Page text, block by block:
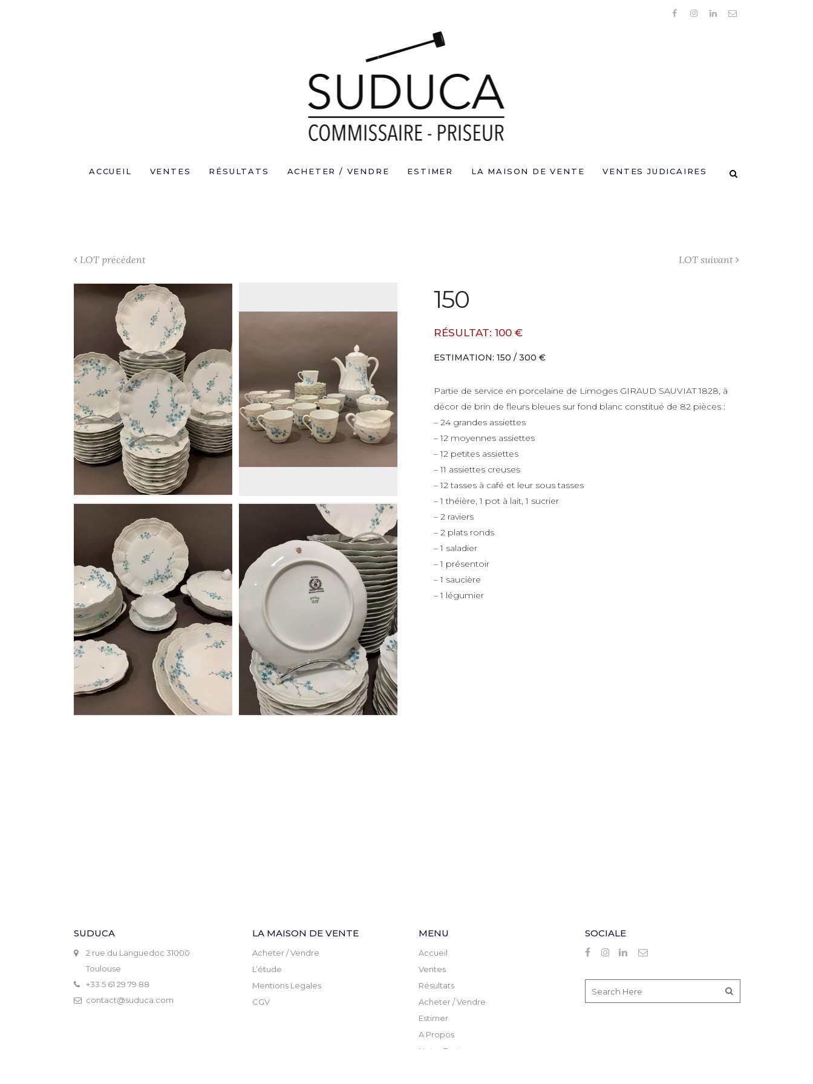
ACCUEIL VENTES RÉSULTATS ACHETER / VENDRE ESTIMER LA MAISON DE VENTE VENTES JUDICAIRES
LOT précédent LOT suivant
150
RÉSULTAT: 100 €
ESTIMATION: 150 / 300 €
Partie de service en porcelaine de Limoges GIRAUD SAUVIAT 1828, à
décor de brin de fleurs bleues sur fond blanc constitué de 82 pièces :
– 24 grandes assiettes
– 12 moyennes assiettes
– 12 petites assiettes
– 11 assiettes creuses
– 12 tasses à café et leur sous tasses
– 1 théière, 1 pot à lait, 1 sucrier
– 2 raviers
– 2 plats ronds
– 1 saladier
– 1 présentoir
– 1 saucière
– 1 légumier
SUDUCA
2 rue du Languedoc 31000
Toulouse
+33 5 61 29 79 88
contact@suduca.com
LA MAISON DE VENTE
Acheter / Vendre
L’étude
Mentions Legales
CGV
MENU
Accueil
Ventes
Résultats
Acheter / Vendre
Estimer
A Propos
Notre Equipe
SOCIALE